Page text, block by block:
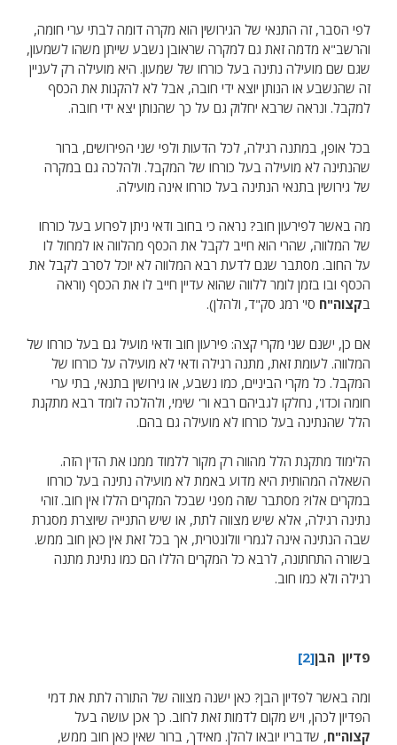
לפי הסבר, זה התנאי של הגירושין הוא מקרה דומה לבתי ערי חומה,
והרשב"א מדמה זאת גם למקרה שראובן נשבע שייתן משהו לשמעון,
שגם שם מועילה נתינה בעל כורחו של שמעון. היא מועילה רק לעניין
זה שהנשבע או הנותן יוצא ידי חובה, אבל לא להקנות את הכסף
למקבל. ונראה שרבא יחלוק גם על כך שהנותן יצא ידי חובה.
בכל אופן, במתנה רגילה, לכל הדעות ולפי שני הפירושים, ברור
שהנתינה לא מועילה בעל כורחו של המקבל. ולהלכה גם במקרה
של גירושין בתנאי הנתינה בעל כורחו אינה מועילה.
מה באשר לפירעון חוב? נראה כי בחוב ודאי ניתן לפרוע בעל כורחו
של המלווה, שהרי הוא חייב לקבל את הכסף מהלווה או למחול לו
על החוב. מסתבר שגם לדעת רבא המלווה לא יוכל לסרב לקבל את
הכסף ובו בזמן לומר ללווה שהוא עדיין חייב לו את הכסף (וראה
בקצוה"ח סי' רמג סק"ד, ולהלן).
אם כן, ישנם שני מקרי קצה: פירעון חוב ודאי מועיל גם בעל כורחו של
המלווה. לעומת זאת, מתנה רגילה ודאי לא מועילה על כורחו של
המקבל. כל מקרי הביניים, כמו נשבע, או גירושין בתנאי, בתי ערי
חומה וכדו', נחלקו לגביהם רבא ור' שימי, ולהלכה לומד רבא מתקנת
הלל שהנתינה בעל כורחו לא מועילה גם בהם.
הלימוד מתקנת הלל מהווה רק מקור ללמוד ממנו את הדין הזה.
השאלה המהותית היא מדוע באמת לא מועילה נתינה בעל כורחו
במקרים אלו? מסתבר שזה מפני שבכל המקרים הללו אין חוב. זוהי
נתינה רגילה, אלא שיש מצווה לתת, או שיש התנייה שיוצרת מסגרת
שבה הנתינה אינה לגמרי וולונטרית, אך בכל זאת אין כאן חוב ממש.
בשורה התחתונה, לרבא כל המקרים הללו הם כמו נתינת מתנה
רגילה ולא כמו חוב.
פדיון הבן[2]
ומה באשר לפדיון הבן? כאן ישנה מצווה של התורה לתת את דמי
הפדיון לכהן, ויש מקום לדמות זאת לחוב. כך אכן עושה בעל
קצוה"ח, שדבריו יובאו להלן. מאידך, ברור שאין כאן חוב ממש,